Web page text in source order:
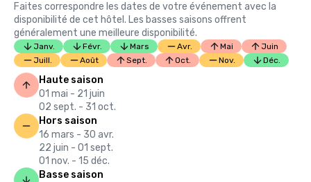
Faites correspondre les dates de votre événement avec la
disponibilité de cet hôtel. Les basses saisons offrent
généralement une meilleure disponibilité.
Janv. Févr. Mars Avr. Mai
Juin
Juill.
Août Sept. Oct. Nov. Déc.
Haute saison
01 mai - 21 juin
02 sept. - 31 oct.
Hors saison
16 mars - 30 avr.
22 juin - 01 sept.
01 nov. - 15 déc.
Basse saison